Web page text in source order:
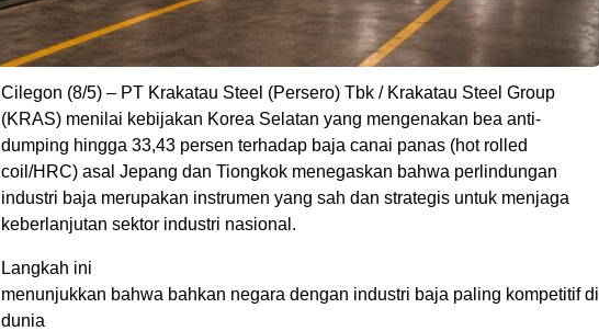
Cilegon (8/5) – PT Krakatau Steel (Persero) Tbk / Krakatau Steel Group
(KRAS) menilai kebijakan Korea Selatan yang mengenakan bea anti-
dumping hingga 33,43 persen terhadap baja canai panas (hot rolled
coil/HRC) asal Jepang dan Tiongkok menegaskan bahwa perlindungan
industri baja merupakan instrumen yang sah dan strategis untuk menjaga
keberlanjutan sektor industri nasional.
Langkah ini
menunjukkan bahwa bahkan negara dengan industri baja paling kompetitif di
dunia